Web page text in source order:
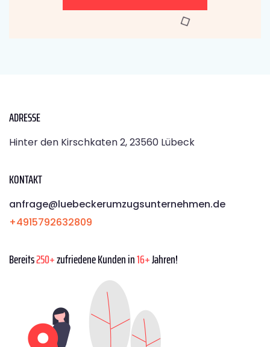
ADRESSE
Hinter den Kirschkaten 2, 23560 Lübeck
KONTAKT
anfrage@luebeckerumzugsunternehmen.de
+4915792632809
Bereits250+zufriedene Kunden in16+Jahren!